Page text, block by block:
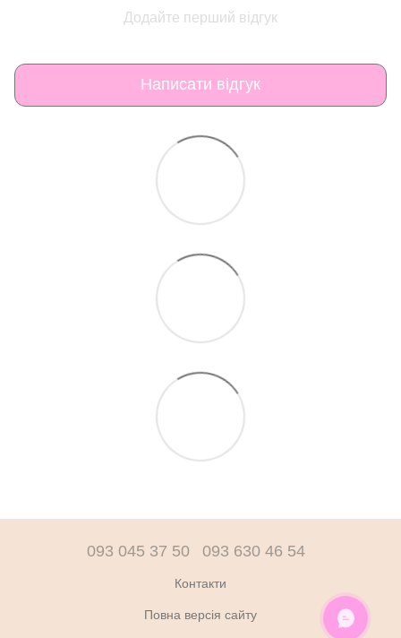
Додайте перший відгук
Написати відгук
093 045 37 50 093 630 46 54
Контакти
Повна версія сайту ОНЛАЙН ЧАТ